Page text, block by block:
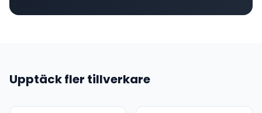
Upptäck fler tillverkare